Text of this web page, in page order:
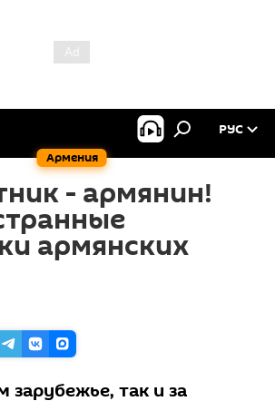
Армения
РУС
- армянин!
армянских
зарубежье, так и за